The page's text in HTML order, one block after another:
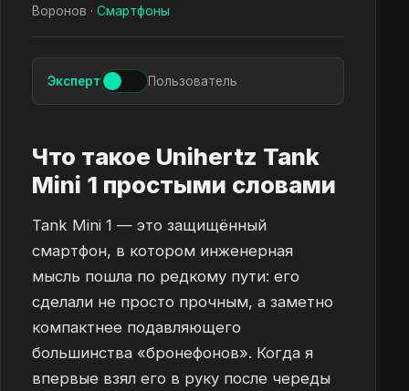
Воронов · Смартфоны
Эксперт Пользователь
Что такое Unihertz Tank
Mini 1 простыми словами
Tank Mini 1 — это защищённый
смартфон, в котором инженерная
мысль пошла по редкому пути: его
сделали не просто прочным, а заметно
компактнее подавляющего
большинства «бронефонов». Когда я
впервые взял его в руку после череды